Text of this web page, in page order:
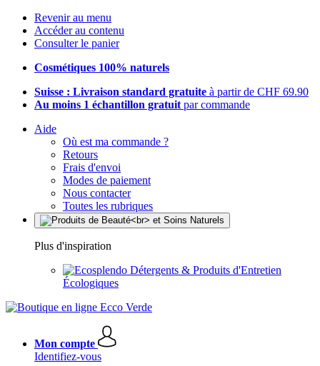
Revenir au menu
Accéder au contenu
Consulter le panier
Cosmétiques 100% naturels
Suisse : Livraison standard gratuite à partir de CHF 69.90
Au moins 1 échantillon gratuit par commande
Aide
Où est ma commande ?
Retours
Frais d'envoi
Modes de paiement
Nous contacter
Toutes les rubriques
Plus d'inspiration
Détergents & Produits d'Entretien
Écologiques
Mon compte
Identifiez-vous